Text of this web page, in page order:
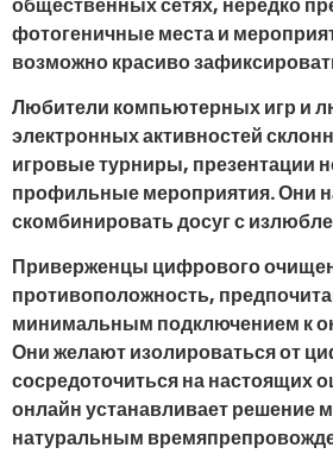
фотогеничные места и
возможно красиво
Любители компьютерных игр и
электронных активностей
игровые турниры, презентации
профильные мероприятия. Они
скомбинировать досуг с
Приверженцы цифрового
противоположность,
минимальным подключением к
Они желают изолироваться от
сосредоточиться на настоящих
онлайн устанавливает
натуральным